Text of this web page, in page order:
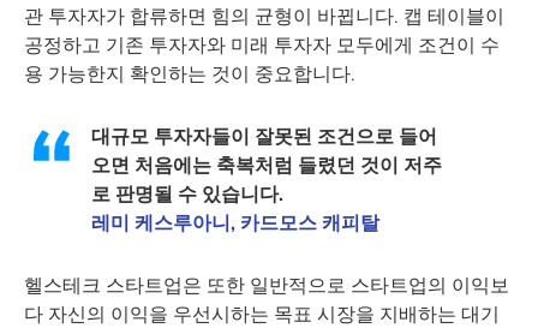
관 투자자가 합류하면 힘의 균형이 바뀝니다. 캡 테이블이
공정하고 기존 투자자와 미래 투자자 모두에게 조건이 수
용 가능한지 확인하는 것이 중요합니다.
대규모 투자자들이 잘못된 조건으로 들어
오면 처음에는 축복처럼 들렸던 것이 저주
로 판명될 수 있습니다.
레미 케스루아니, 카드모스 캐피탈
헬스테크 스타트업은 또한 일반적으로 스타트업의 이익보
다 자신의 이익을 우선시하는 목표 시장을 지배하는 대기